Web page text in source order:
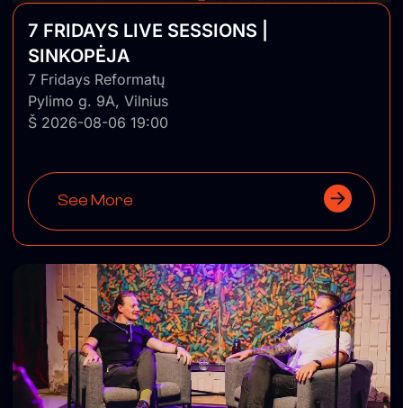
7 FRIDAYS LIVE SESSIONS |
SINKOPĖJA
7 Fridays Reformatų
Pylimo g. 9A, Vilnius
Š 2026-08-06 19:00
See More